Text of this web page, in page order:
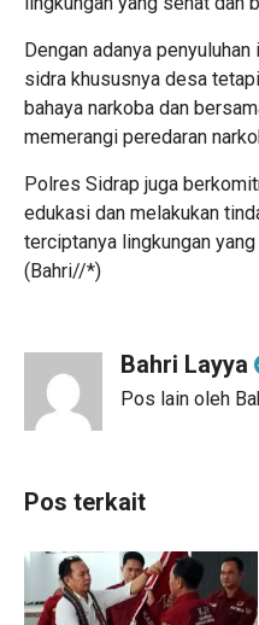
Dengan adanya
sidra khususnya desa
bahaya narkoba dan
memerangi peredaran
Polres Sidrap juga
edukasi dan melakukan
terciptanya lingkungan
(Bahri//*)
Bahri Layya
Pos lain oleh
Pos terkait